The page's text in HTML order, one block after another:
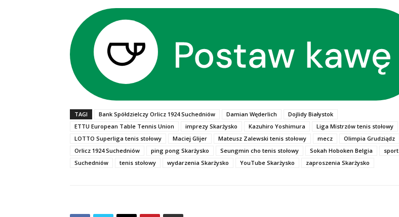
TAGI Bank Spółdzielczy Orlicz 1924 Suchedniów Damian Węderlich
Dojlidy Białystok
ETTU European Table Tennis Union
imprezy Skarżysko Kazuhiro Yoshimura
Liga Mistrzów tenis stołowy
LOTTO Superliga tenis stołowy
Maciej Glijer Mateusz Zalewski tenis stołowy mecz
Olimpia Grudziądz
Orlicz 1924 Suchedniów
ping pong Skarżysko Seungmin cho tenis stołowy Sokah Hoboken Belgia
sport
Suchedniów
tenis stołowy wydarzenia Skarżysko YouTube Skarżysko zaproszenia Skarżysko